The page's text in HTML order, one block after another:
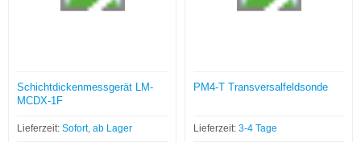
Schichtdickenmessgerät LM-
MCDX-1F
Lieferzeit: Sofort, ab Lager
PM4-T Transversalfeldsonde
Lieferzeit: 3-4 Tage